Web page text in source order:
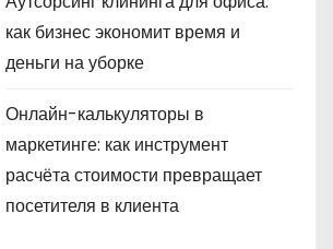
как бизнес экономит время и
деньги на уборке
Онлайн-калькуляторы в
маркетинге: как инструмент
расчёта стоимости превращает
посетителя в клиента